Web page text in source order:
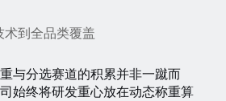
术到全品类覆盖
与分选赛道的积累并非一蹴而
始终将研发重心放在动态称重算